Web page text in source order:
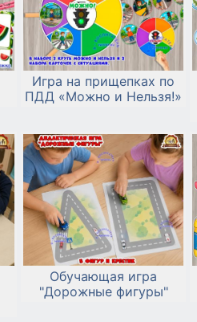
Игра на прищепках по
ПДД «Можно и Нельзя!»
Обучающая игра
"Дорожные фигуры"